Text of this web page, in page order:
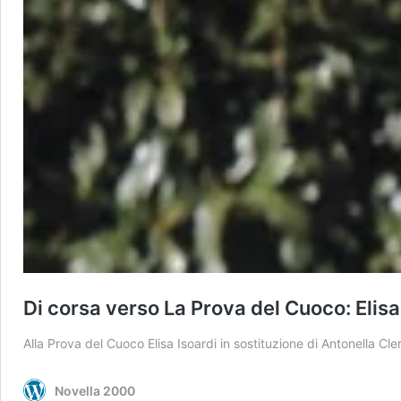
Di corsa verso La Prova del Cuoco:
Alla Prova del Cuoco Elisa Isoardi in sostituzione di Antonella
Novella 2000